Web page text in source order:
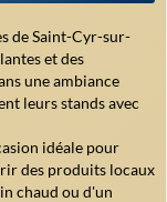
de Saint-Cyr-sur-
et des
une ambiance
leurs stands avec
idéale pour
des produits locaux
chaud ou d'un